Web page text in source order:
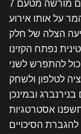
סוכן בטים מורשה מטעם 7XL. היתרון באתר ראבט 777 הם
על אותו אירוע
הצלה של חלק
נפתח הקזינו
להתפרש לשני
לטלפון ולשחק
ובמינכן
אסטרטגיות
הסיכויים